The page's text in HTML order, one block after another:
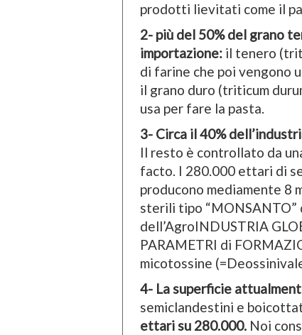
prodotti lievitati come il
2- più del 50% del grano
importazione: il tenero
di farine che poi vengono
il grano duro (triticum
usa per fare la pasta.
3- Circa il 40%
Il resto è controllato da
facto. I 280.000 ettari di
producono mediamente 8
sterili tipo
dell’AgroINDUSTRIA
PARAMETRI di
micotossine
4- La superficie
semiclandestini e
ettari su 280.000. Noi